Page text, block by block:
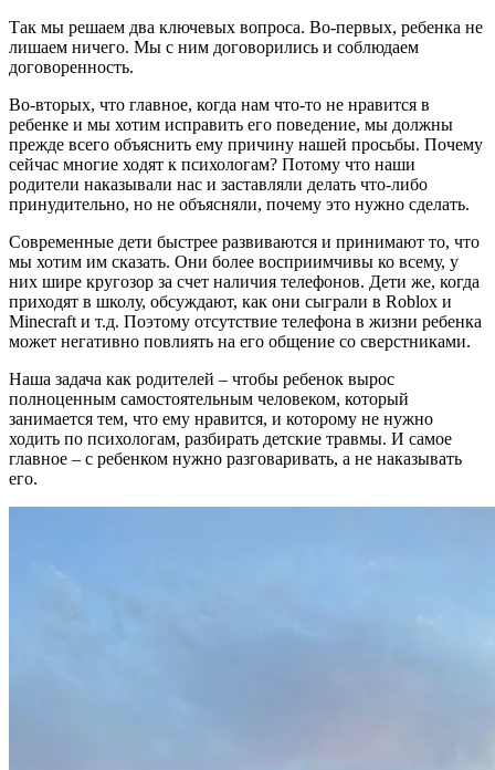
Так мы решаем два ключевых вопроса. Во-первых, ребенка не
лишаем ничего. Мы с ним договорились и соблюдаем
договоренность.
Во-вторых, что главное, когда нам что-то не нравится в
ребенке и мы хотим исправить его поведение, мы должны
прежде всего объяснить ему причину нашей просьбы. Почему
сейчас многие ходят к психологам? Потому что наши
родители наказывали нас и заставляли делать что-либо
принудительно, но не объясняли, почему это нужно сделать.
Современные дети быстрее развиваются и принимают то, что
мы хотим им сказать. Они более восприимчивы ко всему, у
них шире кругозор за счет наличия телефонов. Дети же, когда
приходят в школу, обсуждают, как они сыграли в Roblox и
Minecraft и т.д. Поэтому отсутствие телефона в жизни ребенка
может негативно повлиять на его общение со сверстниками.
Наша задача как родителей – чтобы ребенок вырос
полноценным самостоятельным человеком, который
занимается тем, что ему нравится, и которому не нужно
ходить по психологам, разбирать детские травмы. И самое
главное – с ребенком нужно разговаривать, а не наказывать
его.